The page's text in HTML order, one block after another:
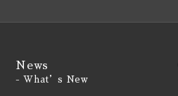
News
- What’s New